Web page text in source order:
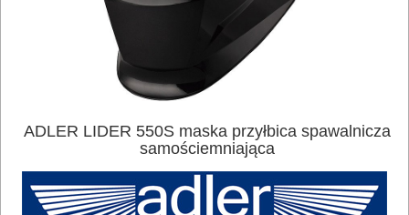
ADLER LIDER 550S maska przyłbica spawalnicza
samościemniająca